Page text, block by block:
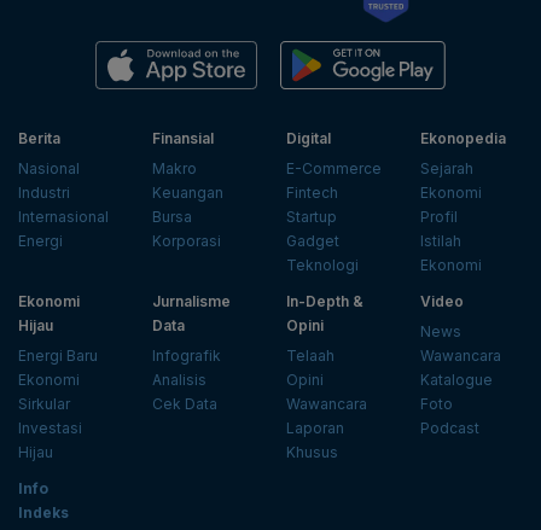
Berita
Nasional
Industri
Internasional
Energi
Finansial
Makro
Keuangan
Bursa
Korporasi
Digital
E-Commerce
Fintech
Startup
Gadget
Teknologi
Ekonopedia
Sejarah
Ekonomi
Profil
Istilah
Ekonomi
Ekonomi
Hijau
Energi Baru
Ekonomi
Sirkular
Investasi
Hijau
Jurnalisme
Data
Infografik
Analisis
Cek Data
In-Depth &
Opini
Telaah
Opini
Wawancara
Laporan
Khusus
Video
News
Wawancara
Katalogue
Foto
Podcast
Info
Indeks